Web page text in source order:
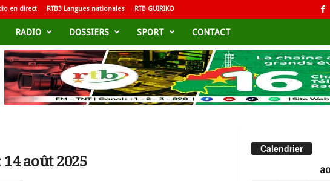
en direct RTB3 Langues nationales RTB GUIRIKO
RADIO DOSSIERS SPORT CONTACT
août 2025
Calendrier